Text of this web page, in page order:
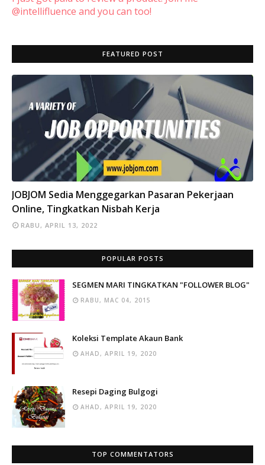
@intellifluence and you can too!
FEATURED POST
INFO
JOBJOM Sedia Menggegarkan Pasaran Pekerjaan
Online, Tingkatkan Nisbah Kerja
RABU, APRIL 13, 2022
POPULAR POSTS
SEGMEN MARI TINGKATKAN "FOLLOWER BLOG"
RABU, MAC 04, 2015
Koleksi Template Akaun Bank
AHAD, APRIL 19, 2020
Resepi Daging Bulgogi
AHAD, APRIL 19, 2020
TOP COMMENTATORS